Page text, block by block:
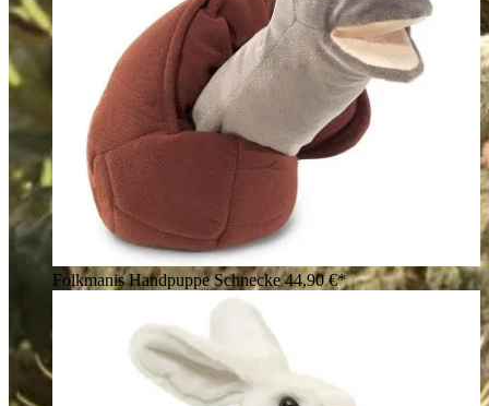
Folkmanis Handpuppe Schnecke44,90 €*